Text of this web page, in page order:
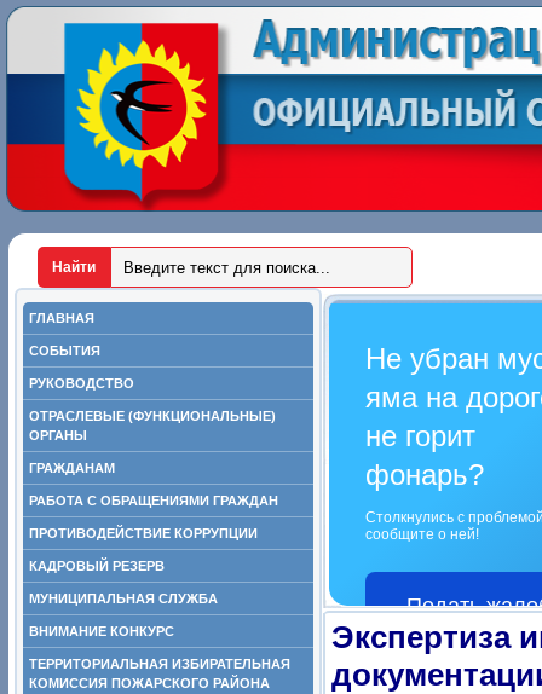
ГЛАВНАЯ
СОБЫТИЯ
РУКОВОДСТВО
ОТРАСЛЕВЫЕ (ФУНКЦИОНАЛЬНЫЕ)
ОРГАНЫ
ГРАЖДАНАМ
РАБОТА С ОБРАЩЕНИЯМИ ГРАЖДАН
ПРОТИВОДЕЙСТВИЕ КОРРУПЦИИ
КАДРОВЫЙ РЕЗЕРВ
МУНИЦИПАЛЬНАЯ СЛУЖБА
ВНИМАНИЕ КОНКУРС
ТЕРРИТОРИАЛЬНАЯ ИЗБИРАТЕЛЬНАЯ
КОМИССИЯ ПОЖАРСКОГО РАЙОНА
Не убран
яма на
не горит
фонарь?
Столкнулись с
сообщите о ней!
Подать
Экспертиза